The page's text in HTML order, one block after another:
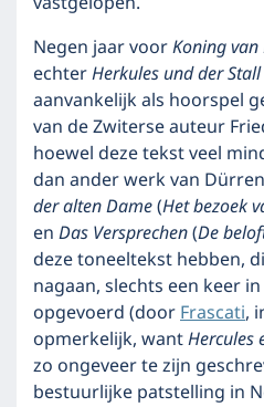
Negen jaar voorKoning
echterHerkules und der
aanvankelijk als hoorspel
van de Zwiterse auteur
hoewel deze tekst veel
dan ander werk van
der alten Dame(Het bezoek
enDas Versprechen(De
deze toneeltekst hebben,
nagaan, slechts een keer
opgevoerd (doorFrascati,
opmerkelijk, wantHercules
zo ongeveer te zijn
bestuurlijke patstelling in